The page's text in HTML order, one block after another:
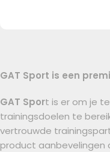
GAT Sport is een
GAT Sport is er om je
trainingsdoelen te
vertrouwde
product aanbevelingen